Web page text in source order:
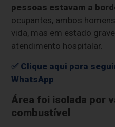
pessoas estavam a
ocupantes, ambos
vida, mas em estado
atendimento hospitalar.
✅ Clique aqui para
WhatsApp
Área foi isolada por
combustível